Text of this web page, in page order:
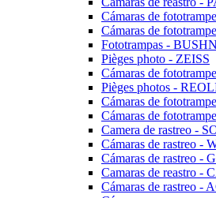
Cámaras de
Cámaras de
Fototrampas -
Pièges photo - ZEISS
Cámaras de
Pièges photos -
Cámaras de
Cámaras de
Camera de rastreo -
Cámaras de rastreo -
Cámaras de rastreo -
Camaras de reastro -
Cámaras de rastreo -